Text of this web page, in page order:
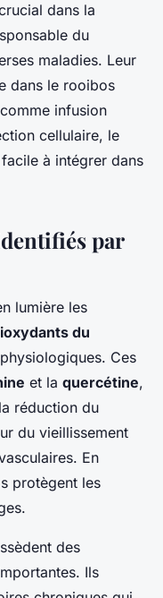
dans la
du
maladies. Leur
dans le rooibos
infusion
cellulaire, le
à intégrer dans
par
lumière les
du
Ces
et la quercétine,
réduction du
du vieillissement
En
protègent les
des
Ils